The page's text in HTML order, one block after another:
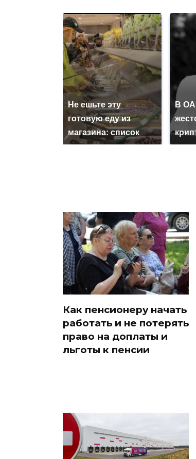
Не ешьте эту
готовую еду из
магазина: список
В
Как пенсионеру начать
работать и не потерять
право на доплаты и
льготы к пенсии